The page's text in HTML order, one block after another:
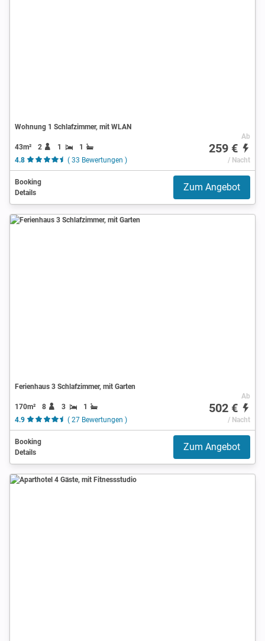
Wohnung 1 Schlafzimmer, mit WLAN
43m² 2 1
1
4.8
( 33 Bewertungen )
Ab
259 €
/ Nacht
Booking
Details
Zum Angebot
Ferienhaus 3 Schlafzimmer, mit Garten
170m² 8 3
1
4.9
( 27 Bewertungen )
Ab
502 €
/ Nacht
Booking
Details
Zum Angebot